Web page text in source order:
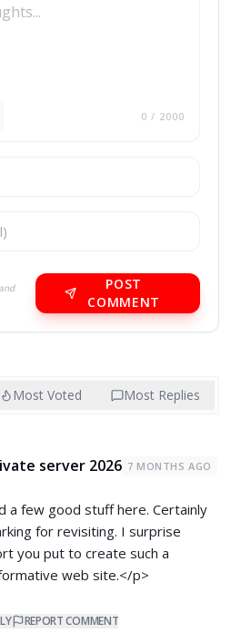
0 / 2000
POST
COMMENT
Most Voted Most Replies
server 2026 7 MONTHS AGO
a few good stuff here. Certainly
for revisiting. I surprise
you put to create such a
web site.</p>
REPORT COMMENT